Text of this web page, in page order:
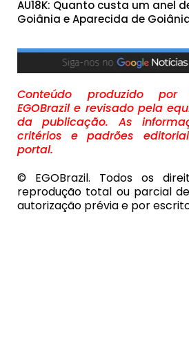
AU18K: Quanto custa um anel
Goiânia e Aparecida de
Conteúdo produzido
EGOBrazil e revisado pela
da publicação. As
critérios e padrões
portal.
© EGOBrazil. Todos os
reprodução total ou parcial
autorização prévia e por